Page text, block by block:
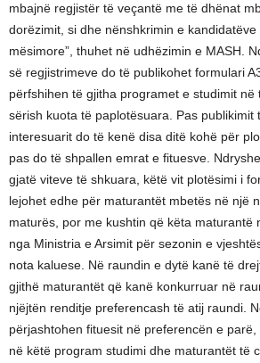
mbajnë regjistër të veçantë me të dhënat
dorëzimit, si dhe nënshkrimin e
mësimore”, thuhet në udhëzimin e MASH.
së regjistrimeve do të publikohet formulari
përfshihen të gjitha programet e studimit në
sërish kuota të paplotësuara. Pas publikimit
interesuarit do të kenë disa ditë kohë për
pas do të shpallen emrat e fituesve.
gjatë viteve të shkuara, këtë vit plotësimi i
lejohet edhe për maturantët mbetës në një
maturës, por me kushtin që këta maturantë
nga Ministria e Arsimit për sezonin e
nota kaluese. Në raundin e dytë kanë të
gjithë maturantët që kanë konkurruar në
njëjtën renditje preferencash të atij raundi.
përjashtohen fituesit në preferencën e
në këtë program studimi dhe maturantët të